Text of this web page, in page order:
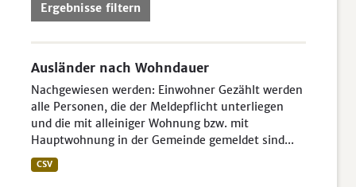
Ergebnisse filtern
Ausländer nach Wohndauer
Nachgewiesen werden: Einwohner Gezählt werden
alle Personen, die der Meldepflicht unterliegen
und die mit alleiniger Wohnung bzw. mit
Hauptwohnung in der Gemeinde gemeldet sind...
CSV